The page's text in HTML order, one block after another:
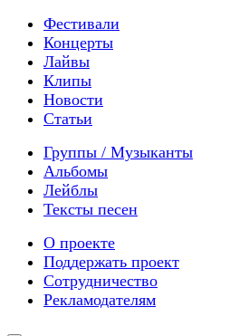
Фестивали
Концерты
Лайвы
Клипы
Новости
Статьи
Группы / Музыканты
Альбомы
Лейблы
Тексты песен
О проекте
Поддержать проект
Сотрудничество
Рекламодателям